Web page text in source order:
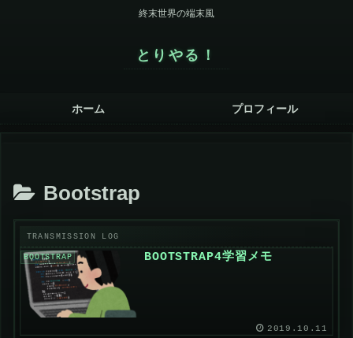
終末世界の端末風
とりやる！
ホーム プロフィール
Bootstrap
BOOTSTRAP BOOTSTRAP4学習メモ
2019.10.11